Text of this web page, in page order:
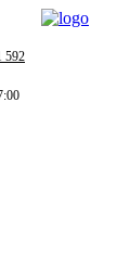
592